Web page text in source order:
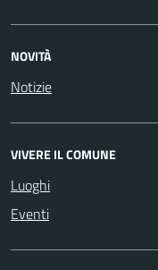
NOVITÀ
Notizie
VIVERE IL COMUNE
Luoghi
Eventi